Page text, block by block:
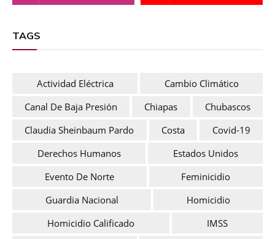
TAGS
Actividad Eléctrica
Cambio Climático
Canal De Baja Presión
Chiapas
Chubascos
Claudia Sheinbaum Pardo
Costa
Covid-19
Derechos Humanos
Estados Unidos
Evento De Norte
Feminicidio
Guardia Nacional
Homicidio
Homicidio Calificado
IMSS